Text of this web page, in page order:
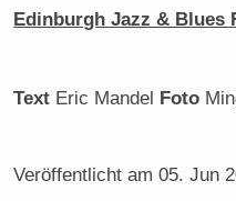
Edinburgh Jazz & Blues
Text Eric Mandel Foto
Veröffentlicht am05. Jun